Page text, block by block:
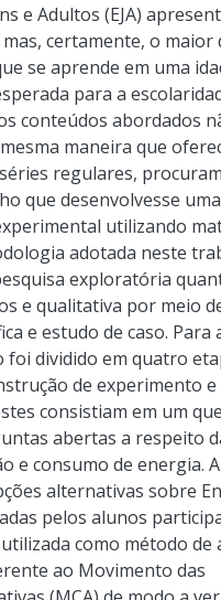
e Adultos (EJA)
certamente, o maior
se aprende em uma
para a
conteúdos abordados
maneira que
regulares,
que desenvolvesse
utilizando
adotada neste
exploratória
e qualitativa por meio
e estudo de caso. Para
foi dividido em quatro
de experimento e
consistiam em um
abertas a respeito
e consumo de energia.
alternativas sobre
pelos alunos
como método de
ao Movimento das